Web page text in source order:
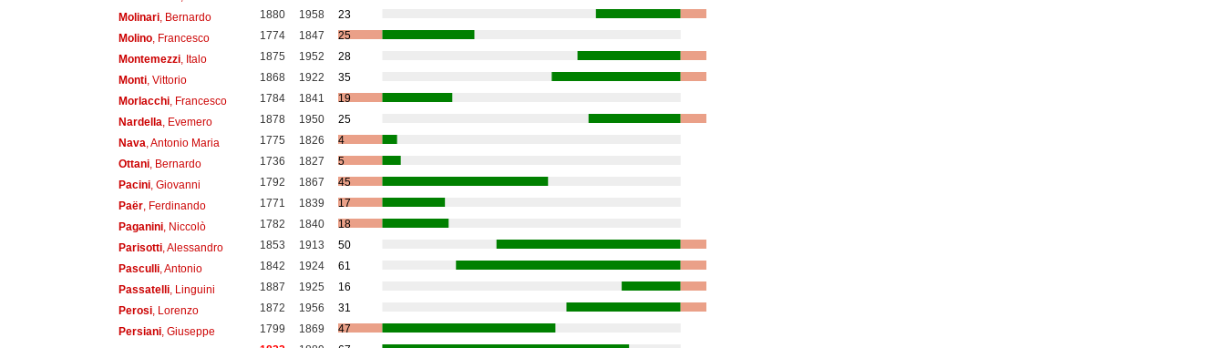
Molinari, Bernardo 1880 1958
23
Molino, Francesco 1774 1847
25
Montemezzi, Italo 1875 1952
28
Monti, Vittorio 1868 1922
35
Morlacchi, Francesco 1784 1841
19
Nardella , Evemero 1878 1950
25
Nava , Antonio Maria 1775 1826
4
Ottani, Bernardo 1736 1827
5
Pacini, Giovanni 1792 1867
45
Paër, Ferdinando 1771 1839
17
Paganini, Niccolò 1782 1840
18
Parisotti, Alessandro 1853 1913
50
Pasculli, Antonio 1842 1924
61
Passatelli, Linguini 1887 1925
16
Perosi, Lorenzo 1872 1956
31
Persiani, Giuseppe 1799 1869
47